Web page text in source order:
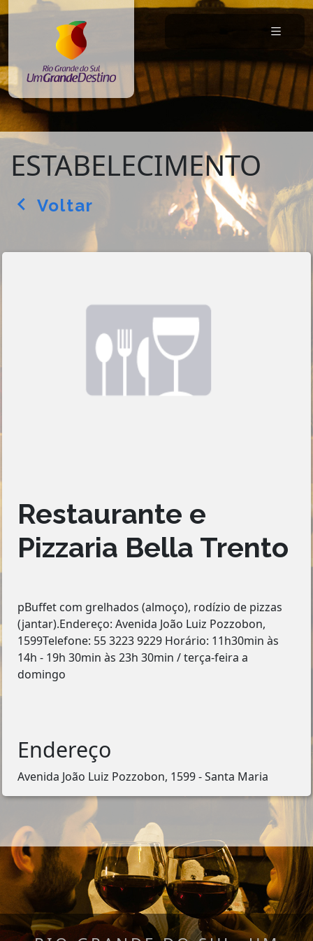
ESTABELECIMENTO
arrow_back_ios Voltar
Restaurante e
Pizzaria Bella Trento
pBuffet com grelhados (almoço), rodízio de pizzas
(jantar).Endereço: Avenida João Luiz Pozzobon,
1599Telefone: 55 3223 9229 Horário: 11h30min às
14h - 19h 30min às 23h 30min / terça-feira a
domingo
Endereço
Avenida João Luiz Pozzobon, 1599 - Santa Maria